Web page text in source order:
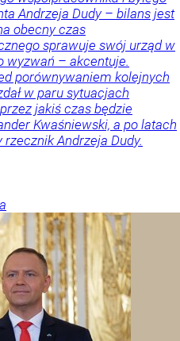
Andrzeja Dudy – bilans jest
obecny czas
sprawuje swój urząd w
wyzwań – akcentuje.
porównywaniem kolejnych
w paru sytuacjach
jakiś czas będzie
Kwaśniewski, a po latach
rzecznik Andrzeja Dudy.